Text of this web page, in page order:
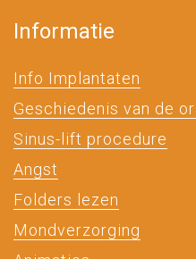
Informatie
Info Implantaten
Geschiedenis van de
Sinus-lift procedure
Angst
Folders lezen
Mondverzorging